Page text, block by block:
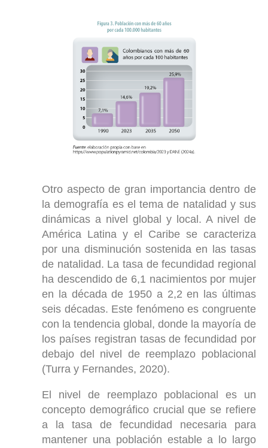
Otro aspecto de gran importancia dentro de
la demografía es el tema de natalidad y sus
dinámicas a nivel global y local. A nivel de
América Latina y el Caribe se caracteriza
por una disminución sostenida en las tasas
de natalidad. La tasa de fecundidad regional
ha descendido de 6,1 nacimientos por mujer
en la década de 1950 a 2,2 en las últimas
seis décadas. Este fenómeno es congruente
con la tendencia global, donde la mayoría de
los países registran tasas de fecundidad por
debajo del nivel de reemplazo poblacional
(Turra y Fernandes, 2020).
El nivel de reemplazo poblacional es un
concepto demográfico crucial que se refiere
a la tasa de fecundidad necesaria para
mantener una población estable a lo largo